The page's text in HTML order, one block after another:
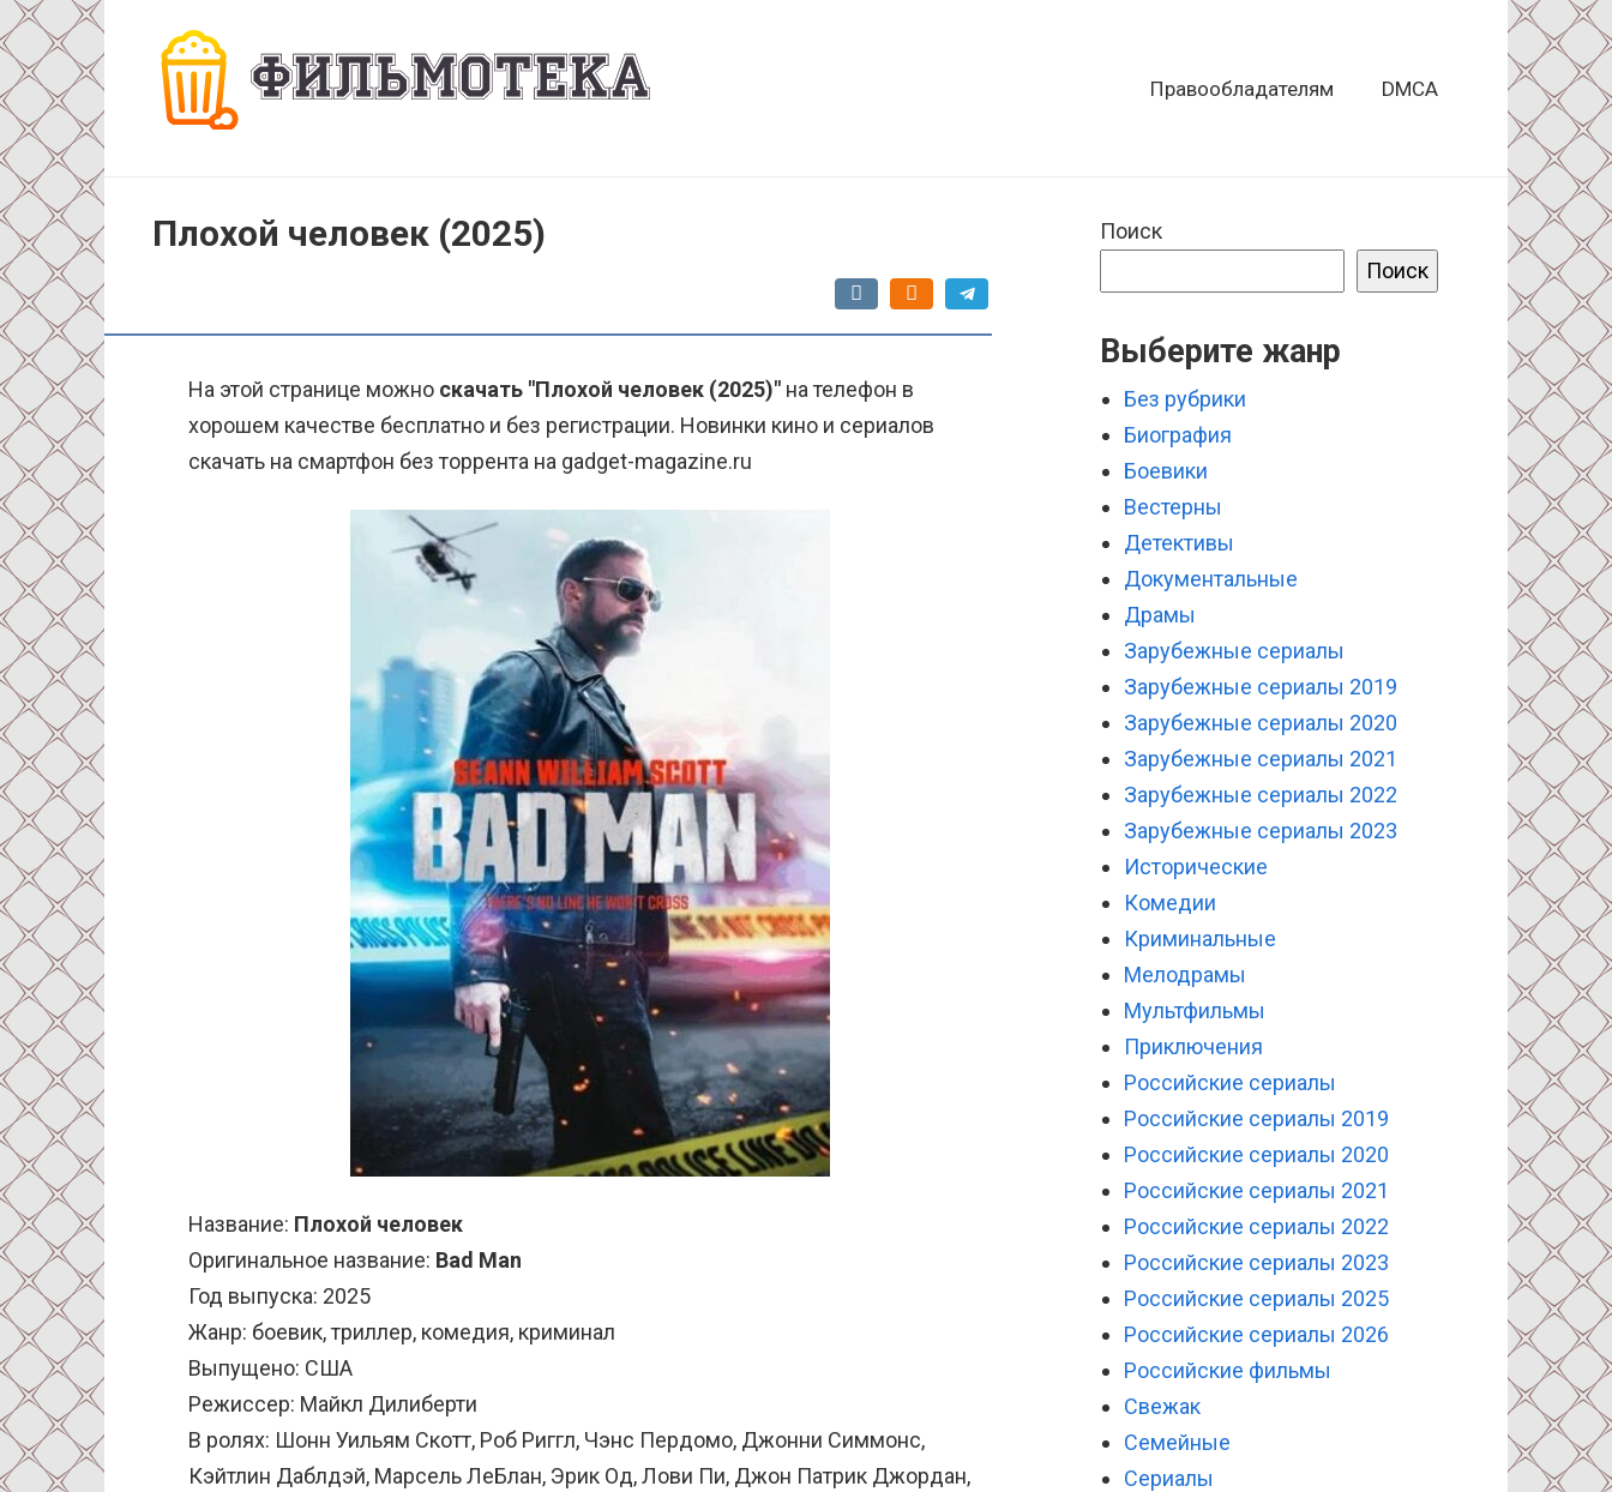
Перейти
к
контенту
Правообладателям DMCA
Плохой человек (2025)
На этой странице можно скачать "Плохой человек (2025)" на телефон в
хорошем качестве бесплатно и без регистрации. Новинки кино и сериалов
скачать на смартфон без торрента на gadget-magazine.ru
Название: Плохой человек
Оригинальное название: Bad Man
Год выпуска: 2025
Жанр: боевик, триллер, комедия, криминал
Выпущено: США
Режиссер: Майкл Дилиберти
В ролях: Шонн Уильям Скотт, Роб Риггл, Чэнс Пердомо, Джонни Симмонс,
Кэйтлин Даблдэй, Марсель ЛеБлан, Эрик Од, Лови Пи, Джон Патрик Джордан,
Поиск
Поиск
Выберите жанр
Без рубрики
Биография
Боевики
Вестерны
Детективы
Документальные
Драмы
Зарубежные сериалы
Зарубежные сериалы 2019
Зарубежные сериалы 2020
Зарубежные сериалы 2021
Зарубежные сериалы 2022
Зарубежные сериалы 2023
Исторические
Комедии
Криминальные
Мелодрамы
Мультфильмы
Приключения
Российские сериалы
Российские сериалы 2019
Российские сериалы 2020
Российские сериалы 2021
Российские сериалы 2022
Российские сериалы 2023
Российские сериалы 2025
Российские сериалы 2026
Российские фильмы
Свежак
Семейные
Сериалы